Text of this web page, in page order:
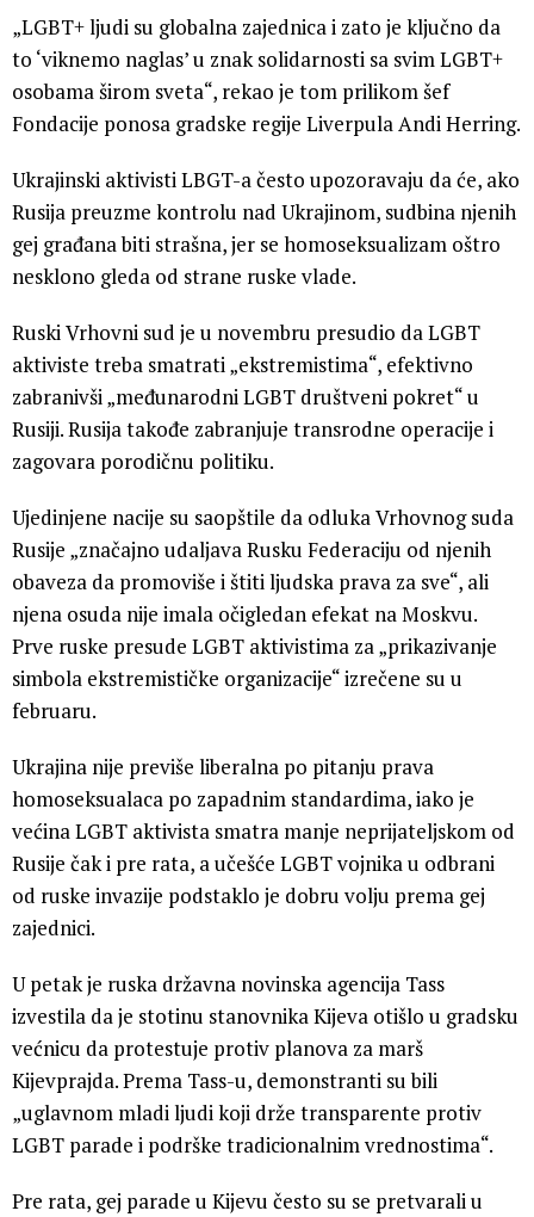
„LGBT+ ljudi su globalna zajednica i zato je ključno da
to ‘viknemo naglas’ u znak solidarnosti sa svim LGBT+
osobama širom sveta“, rekao je tom prilikom šef
Fondacije ponosa gradske regije Liverpula Andi Herring.
Ukrajinski aktivisti LBGT-a često upozoravaju da će, ako
Rusija preuzme kontrolu nad Ukrajinom, sudbina njenih
gej građana biti strašna, jer se homoseksualizam oštro
nesklono gleda od strane ruske vlade.
Ruski Vrhovni sud je u novembru presudio da LGBT
aktiviste treba smatrati „ekstremistima“, efektivno
zabranivši „međunarodni LGBT društveni pokret“ u
Rusiji. Rusija takođe zabranjuje transrodne operacije i
zagovara porodičnu politiku.
Ujedinjene nacije su saopštile da odluka Vrhovnog suda
Rusije „značajno udaljava Rusku Federaciju od njenih
obaveza da promoviše i štiti ljudska prava za sve“, ali
njena osuda nije imala očigledan efekat na Moskvu.
Prve ruske presude LGBT aktivistima za „prikazivanje
simbola ekstremističke organizacije“ izrečene su u
februaru.
Ukrajina nije previše liberalna po pitanju prava
homoseksualaca po zapadnim standardima, iako je
većina LGBT aktivista smatra manje neprijateljskom od
Rusije čak i pre rata, a učešće LGBT vojnika u odbrani
od ruske invazije podstaklo je dobru volju prema gej
zajednici.
U petak je ruska državna novinska agencija Tass
izvestila da je stotinu stanovnika Kijeva otišlo u gradsku
većnicu da protestuje protiv planova za marš
Kijevprajda. Prema Tass-u, demonstranti su bili
„uglavnom mladi ljudi koji drže transparente protiv
LGBT parade i podrške tradicionalnim vrednostima“.
Pre rata, gej parade u Kijevu često su se pretvarali u